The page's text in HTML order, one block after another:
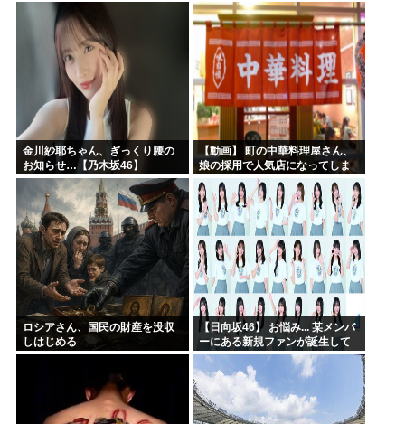
金川紗耶ちゃん、ぎっくり腰の
お知らせ…【乃木坂46】
【動画】 町の中華料理屋さん、
娘の採用で人気店になってしま
う
ロシアさん、国民の財産を没収
しはじめる
【日向坂46】 お悩み... 某メンバ
ーにある新規ファンが誕生して
いた